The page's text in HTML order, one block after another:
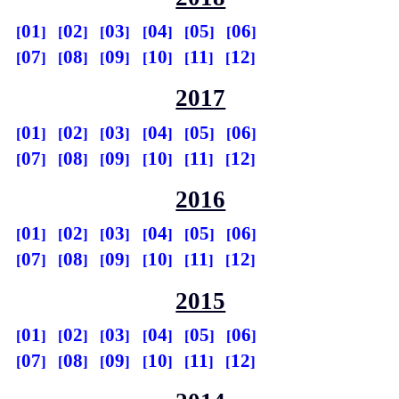
01 02 03 04 05
06
07
08 09 10 11 12
2017
01 02 03 04 05
06
07
08 09 10 11 12
2016
01 02 03 04 05
06
07
08 09 10 11 12
2015
01 02 03 04 05
06
07
08 09 10 11 12